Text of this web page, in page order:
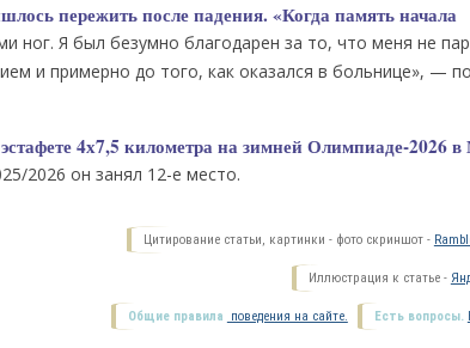
пережить после падения. «Когда память начала
Я был безумно благодарен за то, что меня не
и примерно до того, как оказался в больнице», —
4х7,5 километра на зимней Олимпиаде-2026
2026 он занял 12-е место.
Цитирование статьи, картинки - фото скриншот -
Иллюстрация к статье -
Есть вопросы.
Общие правила поведения на сайте.